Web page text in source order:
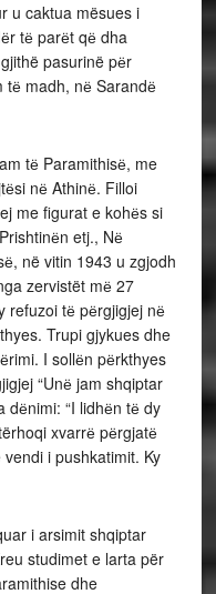
u caktua mësues i
tё parёt qё dha
pasurinë pёr
tё madh, nё Sarandё
tё Paramithisё, me
nё Athinё. Filloi
me figurat e kohёs si
etj., Nё
në vitin 1943 u zgjodh
zervistët mё 27
refuzoi tё pёrgjigjej nё
Trupi gjykues dhe
I sollёn pёrkthyes
“Unё jam shqiptar
“I lidhёn tё dy
xvarrё pёrgjatё
i pushkatimit. Ky
i arsimit shqiptar
studimet e larta për
dhe